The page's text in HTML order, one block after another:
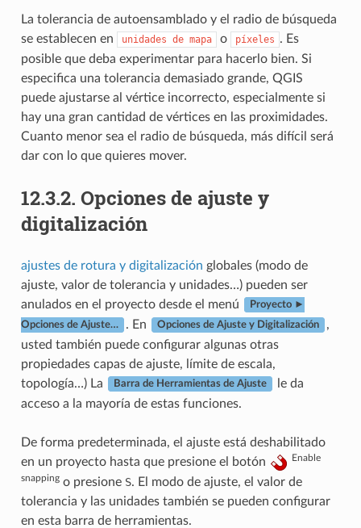
La tolerancia de autoensamblado y el radio de búsqueda
se establecen en
unidades de mapa o píxeles . Es
posible que deba experimentar para hacerlo bien. Si
especifica una tolerancia demasiado grande, QGIS
puede ajustarse al vértice incorrecto, especialmente si
hay una gran cantidad de vértices en las proximidades.
Cuanto menor sea el radio de búsqueda, más difícil será
dar con lo que quieres mover.
12.3.2. Opciones de ajuste y
digitalización
ajustes de rotura y digitalización globales (modo de
ajuste, valor de tolerancia y unidades…) pueden ser
anulados en el proyecto desde el menú
Proyecto ►
Opciones de Ajuste… . En Opciones de Ajuste y Digitalización
,
usted también puede configurar algunas otras
propiedades capas de ajuste, límite de escala,
topología…) La
Barra de Herramientas de Ajuste
le da
acceso a la mayoría de estas funciones.
De forma predeterminada, el ajuste está deshabilitado
en un proyecto hasta que presione el botón
Enable
snappingo presione S. El modo de ajuste, el valor de
tolerancia y las unidades también se pueden configurar
en esta barra de herramientas.